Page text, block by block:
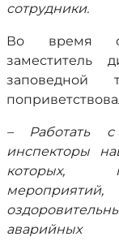
сотрудники.
Во время
заместитель
заповедной
– Работать
инспекторы
которых,
мероприятий,
аварийных